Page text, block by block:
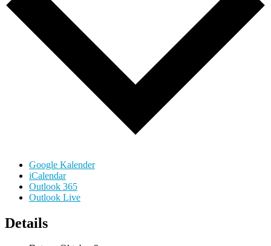
Google Kalender
iCalendar
Outlook 365
Outlook Live
Details